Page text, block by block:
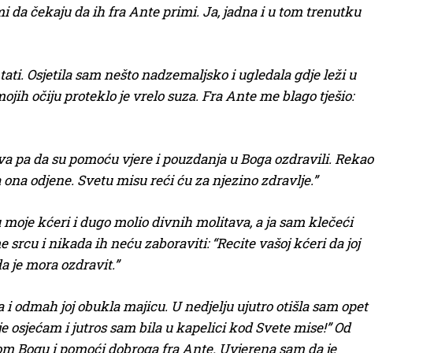
da čekaju da ih fra Ante primi. Ja, jadna i u tom trenutku
Osjetila sam nešto nadzemaljsko i ugledala gdje leži u
očiju proteklo je vrelo suza. Fra Ante me blago tješio:
da su pomoću vjere i pouzdanja u Boga ozdravili. Rekao
odjene. Svetu misu reći ću za njezino zdravlje.”
moje kćeri i dugo molio divnih molitava, a ja sam klečeći
srcu i nikada ih neću zaboraviti: “Recite vašoj kćeri da joj
je mora ozdravit.”
odmah joj obukla majicu. U nedjelju ujutro otišla sam opet
i jutros sam bila u kapelici kod Svete mise!” Od
Bogu i pomoći dobroga fra Ante. Uvjerena sam da je